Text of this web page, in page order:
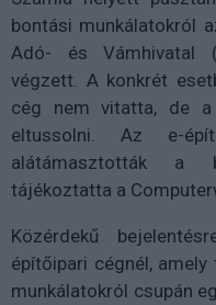
bontási munkálatokról
Adó- és Vámhivatal
végzett. A konkrét
cég nem vitatta, de a
eltussolni. Az e-
alátámasztották a
tájékoztatta a
Közérdekű
építőipari cégnél,
munkálatokról csupán